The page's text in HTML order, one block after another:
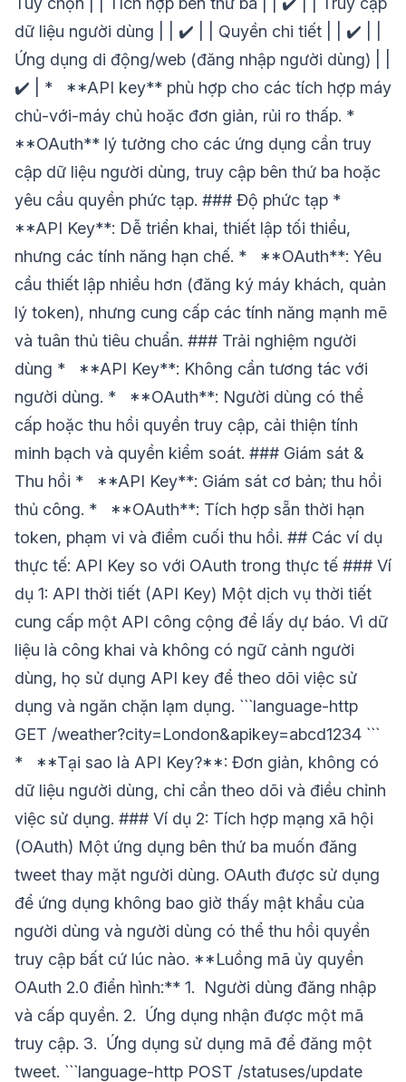
dữ liệu người dùng | | ✔️ | | Quyền chi tiết | | ✔️ | |
Ứng dụng di động/web (đăng nhập người dùng) | |
✔️ | * **API key** phù hợp cho các tích hợp máy
chủ-với-máy chủ hoặc đơn giản, rủi ro thấp. *
**OAuth** lý tưởng cho các ứng dụng cần truy
cập dữ liệu người dùng, truy cập bên thứ ba hoặc
yêu cầu quyền phức tạp. ### Độ phức tạp *
**API Key**: Dễ triển khai, thiết lập tối thiểu,
nhưng các tính năng hạn chế. * **OAuth**: Yêu
cầu thiết lập nhiều hơn (đăng ký máy khách, quản
lý token), nhưng cung cấp các tính năng mạnh mẽ
và tuân thủ tiêu chuẩn. ### Trải nghiệm người
dùng * **API Key**: Không cần tương tác với
người dùng. * **OAuth**: Người dùng có thể
cấp hoặc thu hồi quyền truy cập, cải thiện tính
minh bạch và quyền kiểm soát. ### Giám sát &
Thu hồi * **API Key**: Giám sát cơ bản; thu hồi
thủ công. * **OAuth**: Tích hợp sẵn thời hạn
token, phạm vi và điểm cuối thu hồi. ## Các ví dụ
thực tế: API Key so với OAuth trong thực tế ### Ví
dụ 1: API thời tiết (API Key) Một dịch vụ thời tiết
cung cấp một API công cộng để lấy dự báo. Vì dữ
liệu là công khai và không có ngữ cảnh người
dùng, họ sử dụng API key để theo dõi việc sử
dụng và ngăn chặn lạm dụng. ```language-http
GET /weather?city=London&apikey=abcd1234 ```
* **Tại sao là API Key?**: Đơn giản, không có
dữ liệu người dùng, chỉ cần theo dõi và điều chỉnh
việc sử dụng. ### Ví dụ 2: Tích hợp mạng xã hội
(OAuth) Một ứng dụng bên thứ ba muốn đăng
tweet thay mặt người dùng. OAuth được sử dụng
để ứng dụng không bao giờ thấy mật khẩu của
người dùng và người dùng có thể thu hồi quyền
truy cập bất cứ lúc nào. **Luồng mã ủy quyền
OAuth 2.0 điển hình:** 1. Người dùng đăng nhập
và cấp quyền. 2. Ứng dụng nhận được một mã
truy cập. 3. Ứng dụng sử dụng mã để đăng một
tweet. ```language-http POST /statuses/update